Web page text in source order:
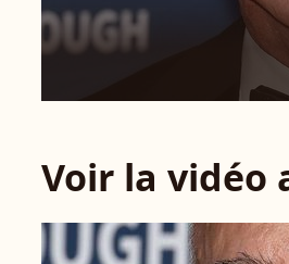
Voir la vidéo